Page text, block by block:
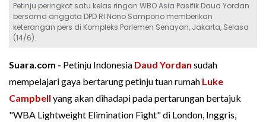
Petinju peringkat satu kelas ringan WBO Asia Pasifik Daud Yordan
bersama anggota DPD RI Nono Sampono memberikan
keterangan pers di Kompleks Parlemen Senayan, Jakarta, Selasa
(14/6).
Suara.com - Petinju Indonesia Daud Yordan sudah
mempelajari gaya bertarung petinju tuan rumah Luke
Campbell yang akan dihadapi pada pertarungan bertajuk
"WBA Lightweight Elimination Fight" di London, Inggris,